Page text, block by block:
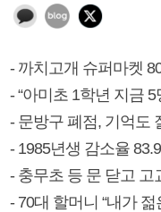
- 까치고개 슈퍼마켓
- “아미초 1학년 지금
- 문방구 폐점, 기억도
- 1985년생 감소율
- 충무초 등 문 닫고 고
- 70대 할머니 “내가 젊